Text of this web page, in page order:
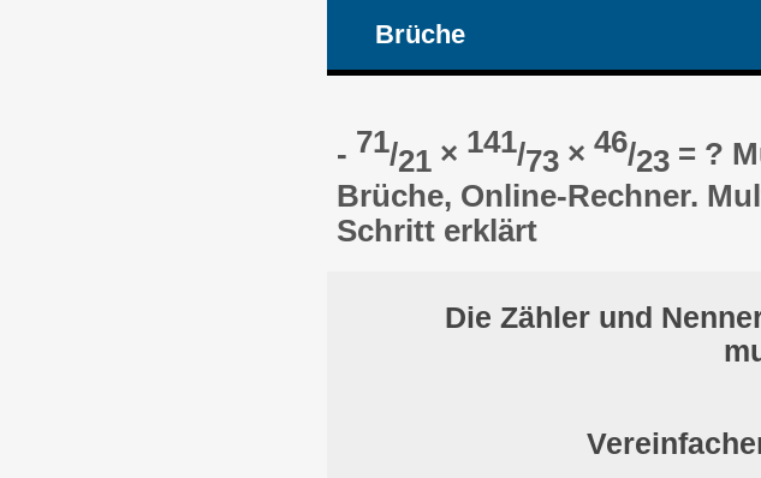
Brüche
- 71/21 × 141/73 × 46/23 = ?
Brüche, Online-Rechner.
Schritt erklärt
Die Zähler und